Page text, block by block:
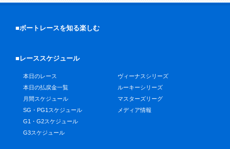
■ボートレースを知る楽しむ
■レーススケジュール
本日のレース
本日の払戻金一覧
月間スケジュール
SG・PG1スケジュール
G1・G2スケジュール
G3スケジュール
ヴィーナスシリーズ
ルーキーシリーズ
マスターズリーグ
メディア情報